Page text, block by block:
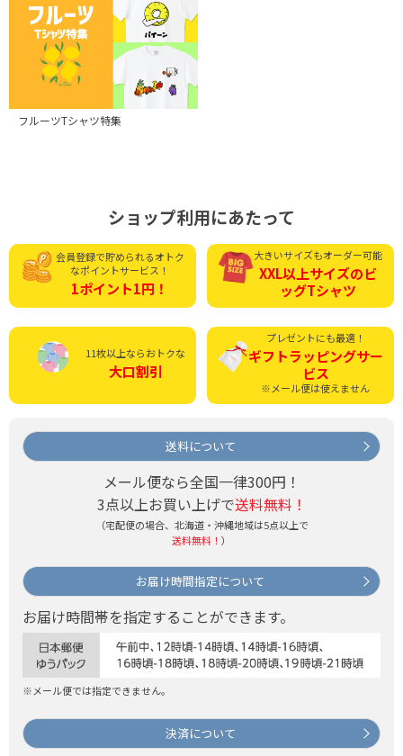
フルーツTシャツ特集
ショップ利用にあたって
会員登録で貯められるオトク
なポイントサービス！
1ポイント1円！
大きいサイズもオーダー可能
XXL以上サイズのビ
ッグTシャツ
11枚以上ならおトクな
大口割引
プレゼントにも最適！
ギフトラッピングサー
ビス
※メール便は使えません
送料について
メール便なら全国一律300円！
3点以上お買い上げで送料無料！
（宅配便の場合、北海道・沖縄地域は5点以上で
送料無料！ ）
お届け時間指定について
お届け時間帯を指定することができます。
※メール便では指定できません。
決済について